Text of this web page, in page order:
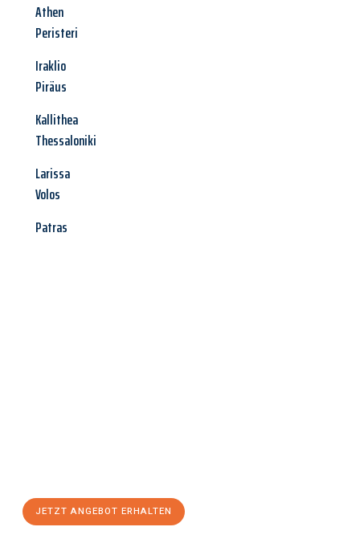
Athen
Peristeri
Iraklio
Piräus
Kallithea
Thessaloniki
Larissa
Volos
Patras
JETZT ANGEBOT ERHALTEN